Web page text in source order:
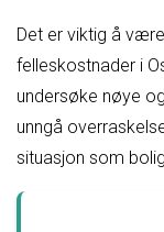
Det er viktig å
felleskostnader i
undersøke nøye
unngå
situasjon som